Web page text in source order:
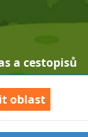
a cestopisů
oblast